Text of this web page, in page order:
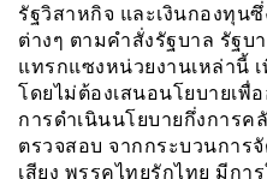
รัฐวิสาหกิจ และเงินกองทุน
ต่างๆ ตามคำสั่งรัฐบาล รัฐ
แทรกแซงหน่วยงานเหล่านี้
โดยไม่ต้องเสนอนโยบายเพื่
การดำเนินนโยบายกึ่งการค
ตรวจสอบ จากกระบวนการ
เสียง พรรคไทยรักไทย มีก